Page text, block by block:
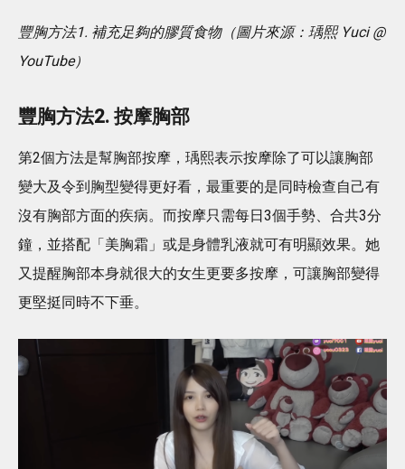
豐胸方法1. 補充足夠的膠質食物（圖片來源：瑀熙 Yuci @
YouTube）
豐胸方法2. 按摩胸部
第2個方法是幫胸部按摩，瑀熙表示按摩除了可以讓胸部
變大及令到胸型變得更好看，最重要的是同時檢查自己有
沒有胸部方面的疾病。而按摩只需每日3個手勢、合共3分
鐘，並搭配「美胸霜」或是身體乳液就可有明顯效果。她
又提醒胸部本身就很大的女生更要多按摩，可讓胸部變得
更堅挺同時不下垂。